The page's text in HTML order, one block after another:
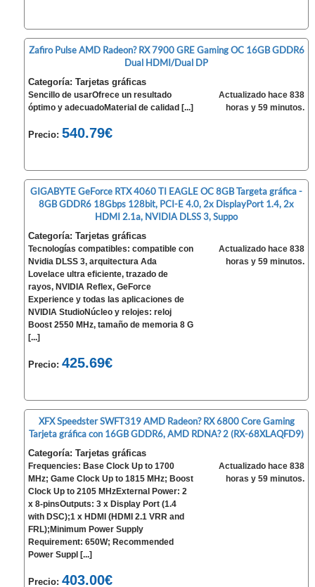
Zafiro Pulse AMD Radeon? RX 7900 GRE Gaming OC 16GB GDDR6
Dual HDMI/Dual DP
Categoría: Tarjetas gráficas
Sencillo de usarOfrece un resultado
óptimo y adecuadoMaterial de calidad [...]
Precio:540.79€
Actualizado hace 838
horas y 59 minutos.
GIGABYTE GeForce RTX 4060 TI EAGLE OC 8GB Targeta gráfica -
8GB GDDR6 18Gbps 128bit, PCI-E 4.0, 2x DisplayPort 1.4, 2x
HDMI 2.1a, NVIDIA DLSS 3, Suppo
Categoría: Tarjetas gráficas
Tecnologías compatibles: compatible con
Nvidia DLSS 3, arquitectura Ada
Lovelace ultra eficiente, trazado de
rayos, NVIDIA Reflex, GeForce
Experience y todas las aplicaciones de
NVIDIA StudioNúcleo y relojes: reloj
Boost 2550 MHz, tamaño de memoria 8 G
[...]
Precio:425.69€
Actualizado hace 838
horas y 59 minutos.
XFX Speedster SWFT319 AMD Radeon? RX 6800 Core Gaming
Tarjeta gráfica con 16GB GDDR6, AMD RDNA? 2 (RX-68XLAQFD9)
Categoría: Tarjetas gráficas
Frequencies: Base Clock Up to 1700
MHz; Game Clock Up to 1815 MHz; Boost
Clock Up to 2105 MHzExternal Power: 2
x 8-pinsOutputs: 3 x Display Port (1.4
with DSC);1 x HDMI (HDMI 2.1 VRR and
FRL);Minimum Power Supply
Requirement: 650W; Recommended
Power Suppl [...]
Precio:403.00€
Actualizado hace 838
horas y 59 minutos.